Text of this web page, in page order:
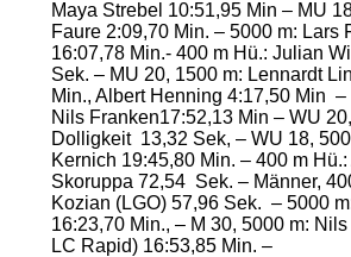
Maya Strebel 10:51,95 Min – MU
Faure 2:09,70 Min. – 5000 m: Lars
16:07,78 Min.- 400 m Hü.: Julian
Sek. – MU 20, 1500 m: Lennardt
Min., Albert Henning 4:17,50 Min
Nils Franken17:52,13 Min – WU
Dolligkeit 13,32 Sek, – WU 18,
Kernich 19:45,80 Min. – 400 m
Skoruppa 72,54 Sek. – Männer,
Kozian (LGO) 57,96 Sek. – 5000
16:23,70 Min., – M 30, 5000 m:
LC Rapid) 16:53,85 Min. –